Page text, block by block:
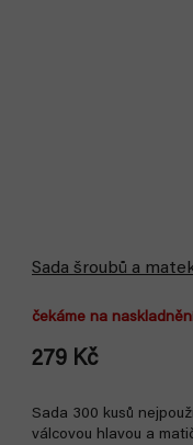
Sada šroubů a
čekáme na
279 Kč
Sada 300 kusů
válcovou hlavou a